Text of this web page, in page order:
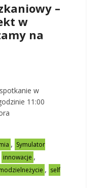
–
w
na
w
11:00
, Symulator
innowacje ,
, self